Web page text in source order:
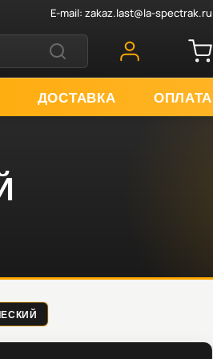
E-mail: zakaz.last@la-spectrak.ru
ДОСТАВКА ОПЛАТА